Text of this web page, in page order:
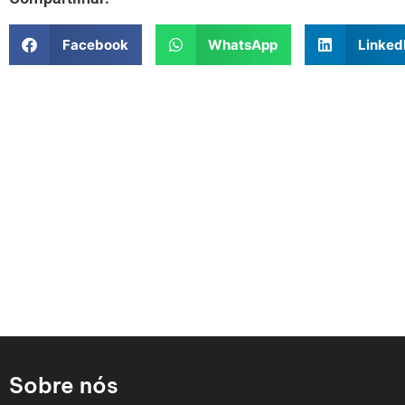
Facebook WhatsApp
Sobre nós